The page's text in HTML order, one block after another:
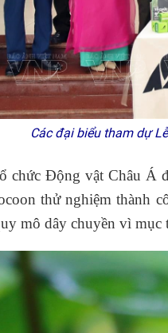
Các đại biểu tham dự
chức Động vật Châu Á
thử nghiệm thành
mô dây chuyền vì mục